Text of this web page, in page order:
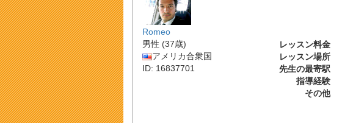
Romeo
男性 (37歳)
アメリカ合衆国
ID: 16837701
レッスン料金
レッスン場所
先生の最寄駅
指導経験
その他